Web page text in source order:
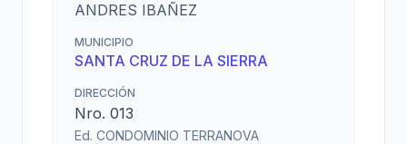
ANDRES IBAÑEZ
MUNICIPIO
SANTA CRUZ DE LA SIERRA
DIRECCIÓN
Nro. 013
Ed. CONDOMINIO TERRANOVA